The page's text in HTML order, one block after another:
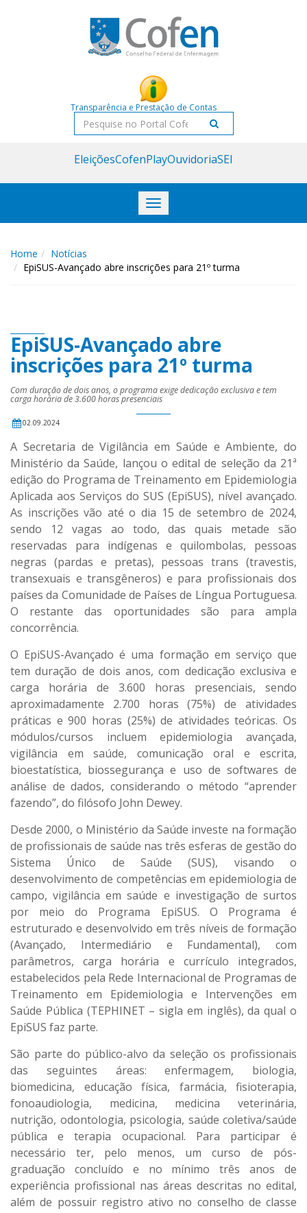
Transparência e Prestação de Contas
Pesquisar
EleiçõesCofenPlayOuvidoriaSEI
Toggle
navigation
Home
Notícias
EpiSUS-Avançado abre inscrições para 21º turma
EpiSUS-Avançado abre
inscrições para 21º turma
Com duração de dois anos, o programa exige dedicação exclusiva e tem
carga horária de 3.600 horas presenciais
02.09.2024
A Secretaria de Vigilância em Saúde e Ambiente, do
Ministério da Saúde, lançou o edital de seleção da 21ª
edição do Programa de Treinamento em Epidemiologia
Aplicada aos Serviços do SUS (EpiSUS), nível avançado.
As inscrições vão até o dia 15 de setembro de 2024,
sendo 12 vagas ao todo, das quais metade são
reservadas para indígenas e quilombolas, pessoas
negras (pardas e pretas), pessoas trans (travestis,
transexuais e transgêneros) e para profissionais dos
países da Comunidade de Países de Língua Portuguesa.
O restante das oportunidades são para ampla
concorrência.
O EpiSUS-Avançado é uma formação em serviço que
tem duração de dois anos, com dedicação exclusiva e
carga horária de 3.600 horas presenciais, sendo
aproximadamente 2.700 horas (75%) de atividades
práticas e 900 horas (25%) de atividades teóricas. Os
módulos/cursos incluem epidemiologia avançada,
vigilância em saúde, comunicação oral e escrita,
bioestatística, biossegurança e uso de softwares de
análise de dados, considerando o método “aprender
fazendo”, do filósofo John Dewey.
Desde 2000, o Ministério da Saúde investe na formação
de profissionais de saúde nas três esferas de gestão do
Sistema Único de Saúde (SUS), visando o
desenvolvimento de competências em epidemiologia de
campo, vigilância em saúde e investigação de surtos
por meio do Programa EpiSUS. O Programa é
estruturado e desenvolvido em três níveis de formação
(Avançado, Intermediário e Fundamental), com
parâmetros, carga horária e currículo integrados,
estabelecidos pela Rede Internacional de Programas de
Treinamento em Epidemiologia e Intervenções em
Saúde Pública (TEPHINET – sigla em inglês), da qual o
EpiSUS faz parte.
São parte do público-alvo da seleção os profissionais
das seguintes áreas: enfermagem, biologia,
biomedicina, educação física, farmácia, fisioterapia,
fonoaudiologia, medicina, medicina veterinária,
nutrição, odontologia, psicologia, saúde coletiva/saúde
pública e terapia ocupacional. Para participar é
necessário ter, pelo menos, um curso de pós-
graduação concluído e no mínimo três anos de
experiência profissional nas áreas descritas no edital,
além de possuir registro ativo no conselho de classe